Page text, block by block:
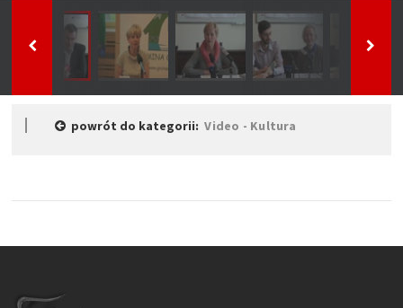
powrót do kategorii:Video - Kultura